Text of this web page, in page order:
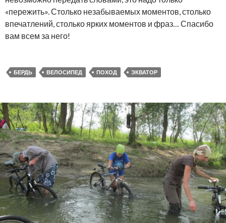
«пережить». Столько незабываемых моментов, столько
впечатлений, столько ярких моментов и фраз… Спасибо
вам всем за него!
БЕРДЬ ВЕЛОСИПЕД ПОХОД ЭКВАТОР